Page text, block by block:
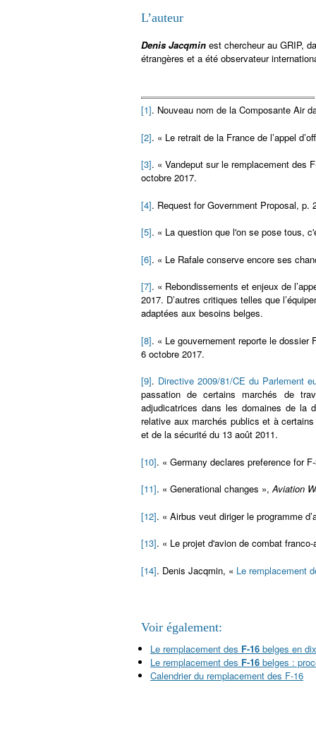
L’auteur
Denis Jacqmin est chercheur au GRIP,
étrangères et a été observateur
[1]. Nouveau nom de la Composante Air
[2]. « Le retrait de la France de l’appel
[3]. « Vandeput sur le remplacement des
octobre 2017.
[4]. Request for Government Proposal, p.
[5]. « La question que l'on se pose tous,
[6]. « Le Rafale conserve encore ses
[7]. « Rebondissements et enjeux de
2017. D’autres critiques telles que
adaptées aux besoins belges.
[8]. « Le gouvernement reporte le
6 octobre 2017.
[9]. Directive 2009/81/CE du Parlement
passation de certains marchés de
adjudicatrices dans les domaines de la
relative aux marchés publics et à
et de la sécurité du 13 août 2011.
[10]. « Germany declares preference for
[11]. « Generational changes »,Aviation
[12]. « Airbus veut diriger le programme
[13]. « Le projet d'avion de combat
[14]. Denis Jacqmin, « Le remplacement
Voir également:
Le remplacement des F-16 belges en
Le remplacement des F-16 belges :
Calendrier du remplacement des F-16